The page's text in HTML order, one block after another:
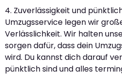
4. Zuverlässigkeit und
Umzugsservice legen wir
Verlässlichkeit. Wir halten
sorgen dafür, dass dein
wird. Du kannst dich darauf
pünktlich sind und alles